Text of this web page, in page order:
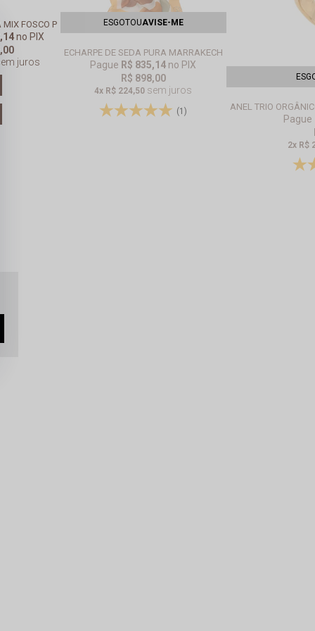
MIX FOSCO P
no PIX
juros
ESGOTOUAVISE-ME
ECHARPE DE SEDA PURA MARRAKECH
Pague R$ 835,14 no PIX
R$ 898,00
4x R$ 224,50 sem juros
(1) ANEL TRIO
Pague
2x R$